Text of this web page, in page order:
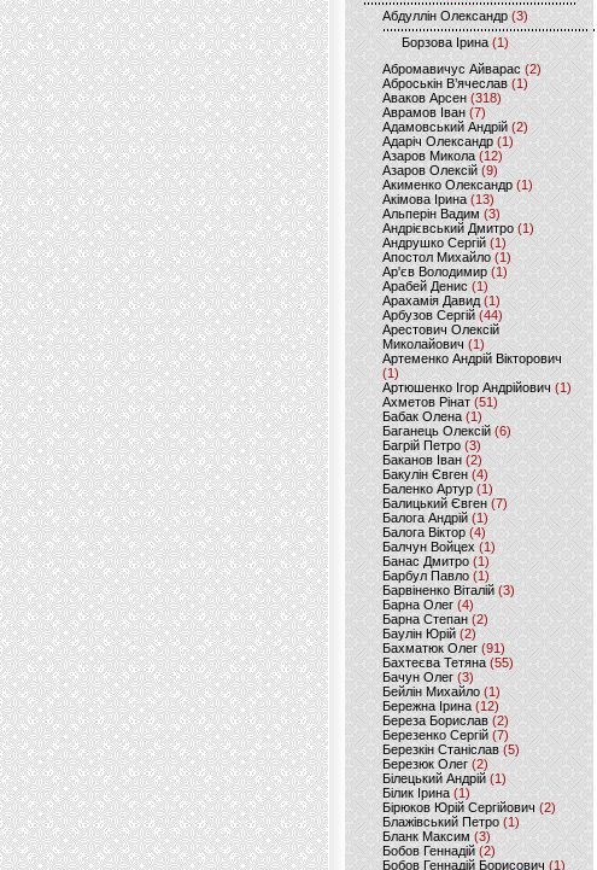
Абдуллін Олександр (3)
Борзова Ірина(1)
Абромавичус Айварас (2)
Аброськін В’ячеслав(1)
Аваков Арсен (318)
Аврамов Іван (7)
Адамовський Андрій(2)
Адаріч Олександр (1)
Азаров Микола (12)
Азаров Олексій (9)
Акименко Олександр(1)
Акімова Ірина(13)
Альперін Вадим (3)
Андрієвський Дмитро(1)
Андрушко Сергій(1)
Апостол Михайло(1)
Ар'єв Володимир (1)
Арабей Денис(1)
Арахамія Давид (1)
Арбузов Сергій (44)
Арестович Олексій
Миколайович(1)
Артеменко Андрій Вікторович
(1)
Артюшенко Ігор Андрійович(1)
Ахметов Рінат(51)
Бабак Олена(1)
Баганець Олексій(6)
Багрій Петро (3)
Баканов Іван(2)
Бакулін Євген (4)
Баленко Артур(1)
Балицький Євген(7)
Балога Андрій (1)
Балога Віктор (4)
Балчун Войцех (1)
Банас Дмитро (1)
Барбул Павло(1)
Барвіненко Віталій(3)
Барна Олег (4)
Барна Степан (2)
Баулін Юрій (2)
Бахматюк Олег (91)
Бахтеєва Тетяна(55)
Бачун Олег (3)
Бейлін Михайло (1)
Бережна Ірина(12)
Береза Борислав(2)
Березенко Сергій (7)
Березкін Станіслав (5)
Березюк Олег(2)
Білецький Андрій (1)
Білик Ірина (1)
Бірюков Юрій Сергійович (2)
Блажівський Петро (1)
Бланк Максим(3)
Бобов Геннадій (2)
Бобов Геннадій Борисович (1)